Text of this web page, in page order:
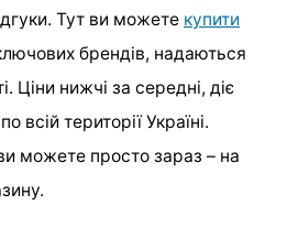
Тут ви можете купити
брендів, надаються
Ціни нижчі за середні, діє
всій території Україні.
можете просто зараз – на